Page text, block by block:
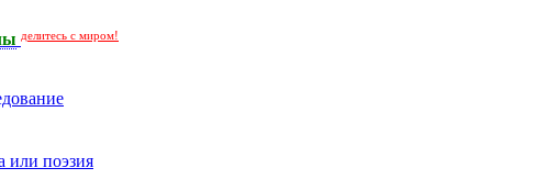
делитесь с миром!
или поэзия